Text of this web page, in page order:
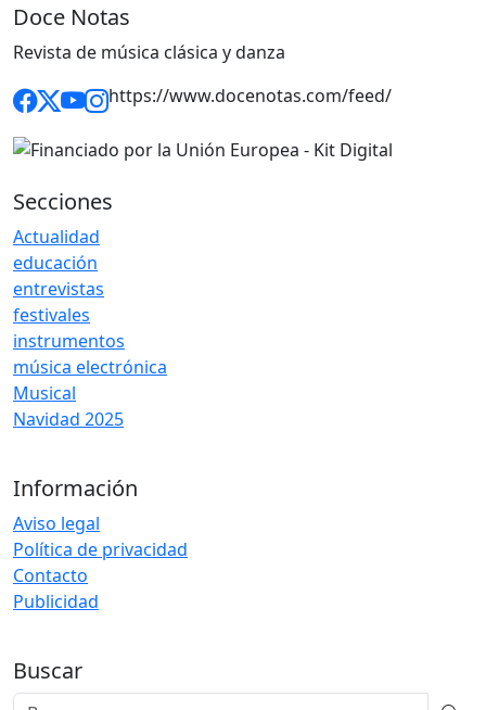
Doce Notas
Revista de música clásica y danza
https://www.docenotas.com/feed/
Secciones
Actualidad
educación
entrevistas
festivales
instrumentos
música electrónica
Musical
Navidad 2025
Información
Aviso legal
Política de privacidad
Contacto
Publicidad
Buscar